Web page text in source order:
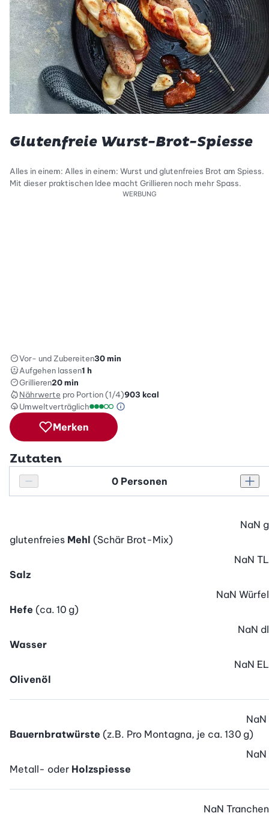
Glutenfreie Wurst-Brot-Spiesse
Alles in einem: Alles in einem: Wurst und glutenfreies Brot am Spiess.
Mit dieser praktischen Idee macht Grillieren noch mehr Spass.
WERBUNG
Vor- und Zubereiten30 min
Aufgehen lassen1 h
Grillieren20 min
Nährwerte pro Portion (1/4)903 kcal
Umweltverträglich
Umweltverträglichkeitsskala: 3 von 5
Green Betty Skala Info
Merken
Zutaten
Personenanzahl verringern
Personenanzahl
glutenfreies Mehl (Schär Brot-Mix)
NaN g
Salz
NaN TL
Hefe (ca. 10 g)
NaN Würfel
Wasser
NaN dl
Olivenöl
NaN EL
Bauernbratwürste (z.B. Pro Montagna, je ca. 130 g)
NaN
Metall- oder Holzspiesse
NaN
NaN Tranchen